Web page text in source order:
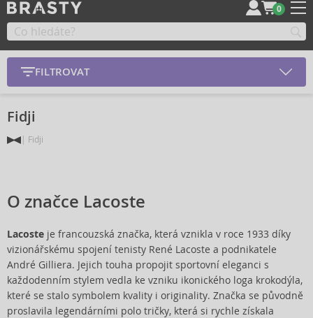
0
FILTROVAT
Fidji
Fidji
O značce Lacoste
Lacoste je francouzská značka, která vznikla v roce 1933 díky
vizionářskému spojení tenisty René Lacoste a podnikatele
André Gilliera. Jejich touha propojit sportovní eleganci s
každodenním stylem vedla ke vzniku ikonického loga krokodýla,
které se stalo symbolem kvality i originality. Značka se původně
proslavila legendárními polo tričky, která si rychle získala